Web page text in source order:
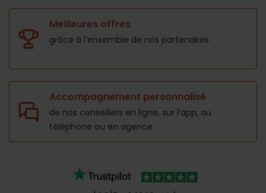
Meilleures offres
grâce à l’ensemble de nos partenaires
Accompagnement personnalisé
de nos conseillers en ligne, sur l’app, au
téléphone ou en agence